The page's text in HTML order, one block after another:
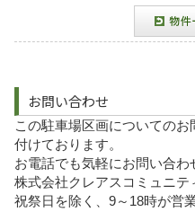
お問い合わせ